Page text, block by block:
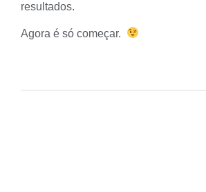
resultados.
Agora é só começar.